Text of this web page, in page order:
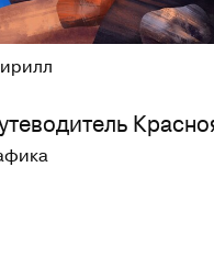
131